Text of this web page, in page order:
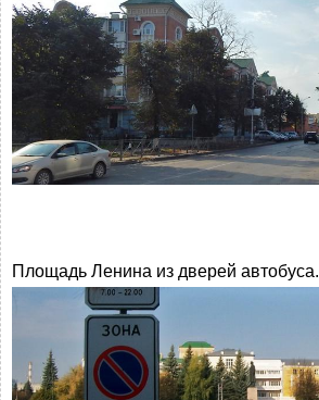
Площадь Ленина из дверей автобуса.